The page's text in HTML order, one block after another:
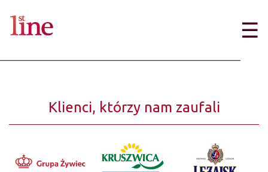
☰
Klienci, którzy nam zaufali